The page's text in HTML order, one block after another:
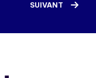
SUIVANT